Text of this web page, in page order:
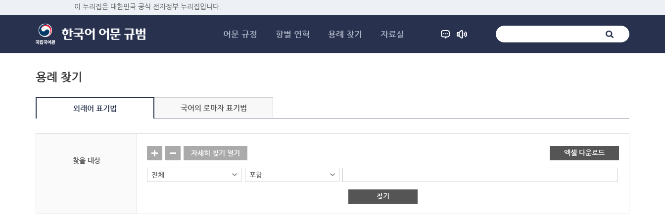
이 누리집은 대한민국 공식 전자정부 누리집입니다.
어문 규정 항별 연혁 용례 찾기 자료실
용례 찾기
외래어 표기법 국어의 로마자 표기법
찾을 대상
자세히 찾기 열기 엑셀 다운로드
찾기